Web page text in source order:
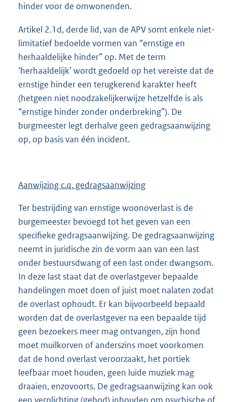
hinder voor de omwonenden.
Artikel 2.1d, derde lid, van de APV somt enkele niet-
limitatief bedoelde vormen van “ernstige en
herhaaldelijke hinder” op. Met de term
‘herhaaldelijk’ wordt gedoeld op het vereiste dat de
ernstige hinder een terugkerend karakter heeft
(hetgeen niet noodzakelijkerwijze hetzelfde is als
“ernstige hinder zonder onderbreking”). De
burgmeester legt derhalve geen gedragsaanwijzing
op, op basis van één incident.
Aanwijzing c.q. gedragsaanwijzing
Ter bestrijding van ernstige woonoverlast is de
burgemeester bevoegd tot het geven van een
specifieke gedragsaanwijzing. De gedragsaanwijzing
neemt in juridische zin de vorm aan van een last
onder bestuursdwang of een last onder dwangsom.
In deze last staat dat de overlastgever bepaalde
handelingen moet doen of juist moet nalaten zodat
de overlast ophoudt. Er kan bijvoorbeeld bepaald
worden dat de overlastgever na een bepaalde tijd
geen bezoekers meer mag ontvangen, zijn hond
moet muilkorven of anderszins moet voorkomen
dat de hond overlast veroorzaakt, het portiek
leefbaar moet houden, geen luide muziek mag
draaien, enzovoorts. De gedragsaanwijzing kan ook